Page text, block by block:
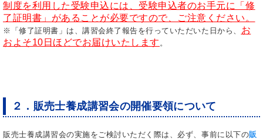
制度を利用した受験申込には、受験申込者のお手元に「修
了証明書」があることが必要ですので、ご注意ください。
※「修了証明書」は、講習会終了報告を行っていただいた日から、 お
およそ10日ほどでお届けいたします 。
２．販売士養成講習会の開催要領について
販売士養成講習会の実施をご検討いただく際は、必ず、事前に以下の販